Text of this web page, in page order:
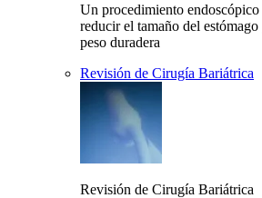
Un procedimiento
reducir el tamaño del
peso duradera
Revisión de Cirugía Bariátrica
Revisión de Cirugía Bariátrica